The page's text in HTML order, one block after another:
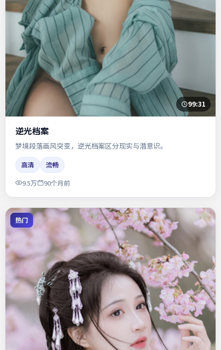
99:31
逆光档案
梦境段落画风突变，逆光档案区分现实与潜意识。
高清
流畅
9.5万
90个月前
热门